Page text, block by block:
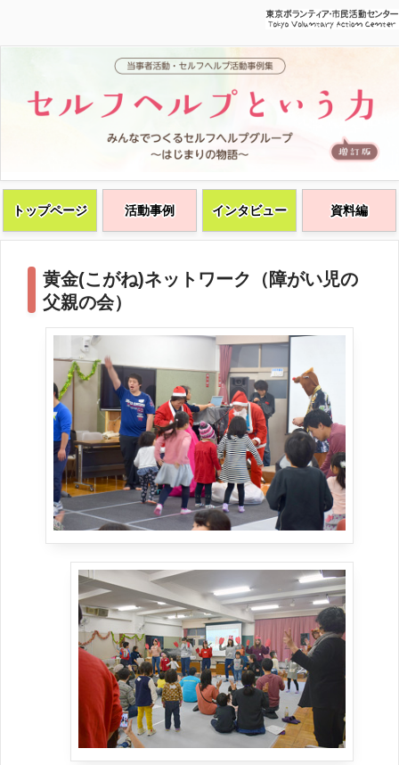
トップページ 活動事例 インタビュー 資料編
黄金(こがね)ネットワーク（障がい児の
父親の会）